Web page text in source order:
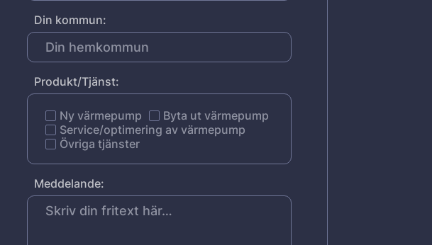
Din kommun:
Produkt/Tjänst:
Ny värmepump
Byta ut värmepump
Service/optimering av värmepump
Övriga tjänster
Meddelande: